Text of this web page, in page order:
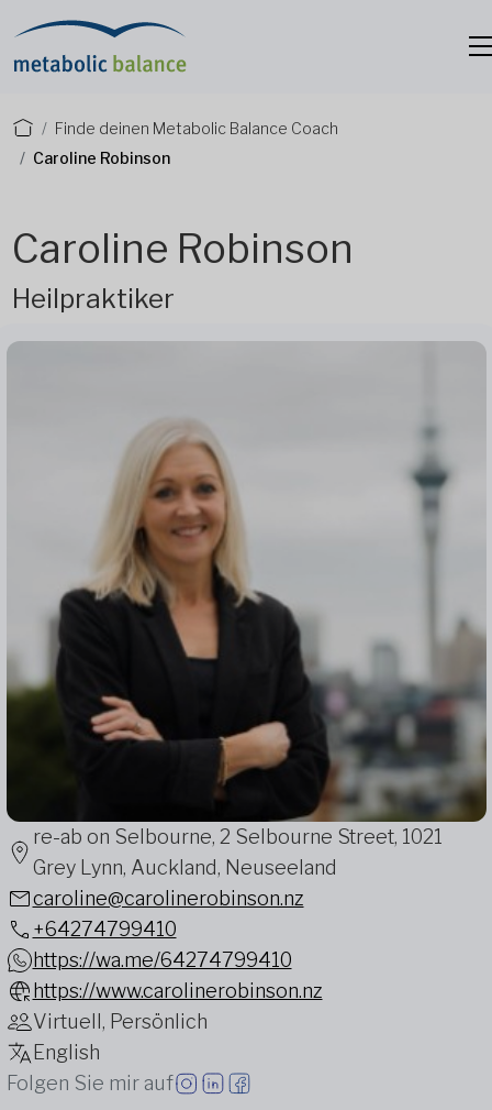
Finde deinen Metabolic Balance Coach
Caroline Robinson
Caroline Robinson
Heilpraktiker
re-ab on Selbourne, 2 Selbourne Street, 1021
Grey Lynn, Auckland, Neuseeland
caroline@carolinerobinson.nz
+64274799410
https://wa.me/64274799410
https://www.carolinerobinson.nz
Virtuell, Persönlich
English
Folgen Sie mir auf